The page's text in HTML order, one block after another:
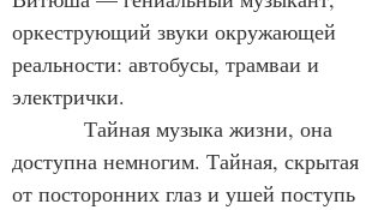
оркеструющий звуки окружающей
реальности: автобусы, трамваи и
электрички.
доступна немногим. Тайная, скрытая
от посторонних глаз и ушей поступь